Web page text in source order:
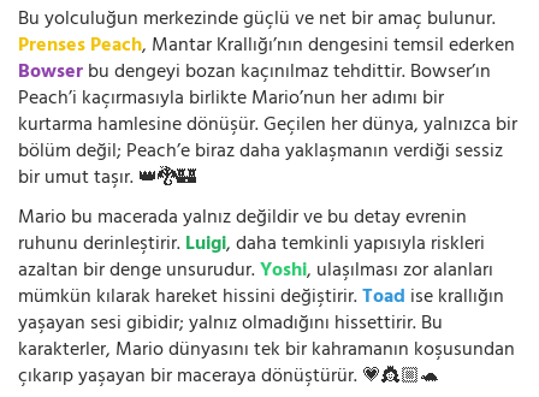
Bu yolculuğun merkezinde güçlü ve net bir amaç bulunur.
Prenses Peach, Mantar Krallığı’nın dengesini temsil ederken
Bowserbu dengeyi bozan kaçınılmaz tehdittir. Bowser’ın
Peach’i kaçırmasıyla birlikte Mario’nun her adımı bir
kurtarma hamlesine dönüşür. Geçilen her dünya, yalnızca bir
bölüm değil; Peach’e biraz daha yaklaşmanın verdiği sessiz
bir umut taşır. 👑🐉🏰
Mario bu macerada yalnız değildir ve bu detay evrenin
ruhunu derinleştirir.Luigi, daha temkinli yapısıyla riskleri
azaltan bir denge unsurudur.Yoshi, ulaşılması zor alanları
mümkün kılarak hareket hissini değiştirir.Toad ise krallığın
yaşayan sesi gibidir; yalnız olmadığını hissettirir. Bu
karakterler, Mario dünyasını tek bir kahramanın koşusundan
çıkarıp yaşayan bir maceraya dönüştürür. 💗👸🏼🐢